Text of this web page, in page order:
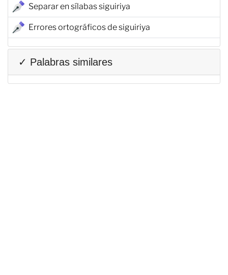
Separar en sílabas siguiriya
Errores ortográficos de siguiriya
✓ Palabras similares